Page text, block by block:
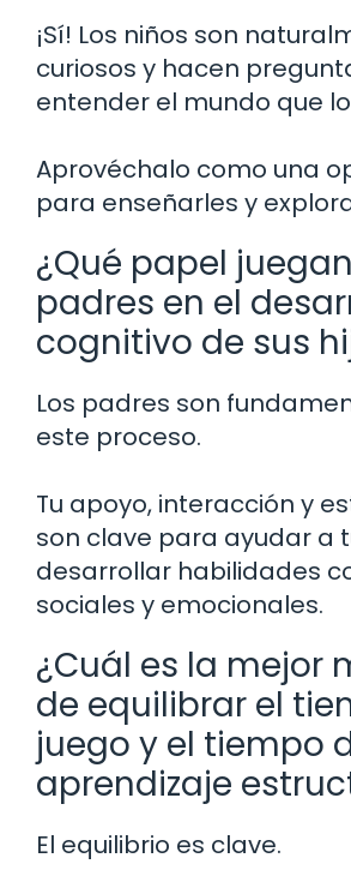
¡Sí! Los niños son
curiosos y hacen
entender el mundo que
Aprovéchalo como una
para enseñarles y
¿Qué papel
padres en el
cognitivo de sus
Los padres son
este proceso.
Tu apoyo, interacción y
son clave para ayudar a
desarrollar habilidades
sociales y emocionales.
¿Cuál es la mejor
de equilibrar el
juego y el tiempo
aprendizaje
El equilibrio es clave.